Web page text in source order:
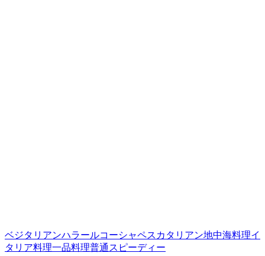
詳細を表示
ベジタリアンハラールコーシャペスカタリアン地中海料理イ
タリア料理一品料理普通スピーディー